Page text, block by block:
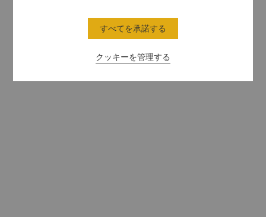
クッキーを管理する
すべてを承諾する